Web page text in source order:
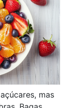
mas